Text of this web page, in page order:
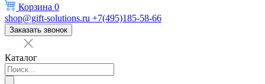
Корзина 0
shop@gift-solutions.ru +7(495)185-58-66
Заказать звонок
Каталог
Поиск
товаров